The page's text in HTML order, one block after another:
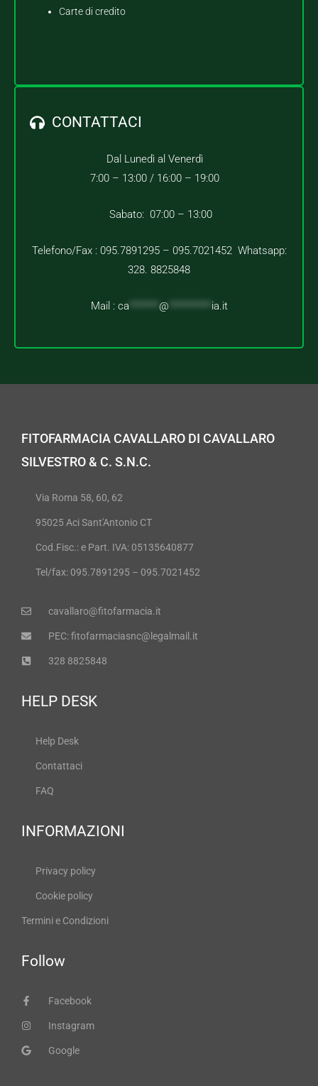
Carte di credito
CONTATTACI
Dal Lunedì al Venerdì
7:00 – 13:00 / 16:00 – 19:00
Sabato: 07:00 – 13:00
Telefono/Fax : 095.7891295 – 095.7021452 Whatsapp:
328. 8825848
Mail : ca @ ia.it
FITOFARMACIA CAVALLARO DI CAVALLARO
SILVESTRO & C. S.N.C.
Via Roma 58, 60, 62
95025 Aci Sant'Antonio CT
Cod.Fisc.: e Part. IVA: 05135640877
Tel/fax: 095.7891295 – 095.7021452
cavallaro@fitofarmacia.it
PEC: fitofarmaciasnc@legalmail.it
328 8825848
HELP DESK
Help Desk
Contattaci
FAQ
INFORMAZIONI
Privacy policy
Cookie policy
Termini e Condizioni
Follow
Facebook
Instagram
Google